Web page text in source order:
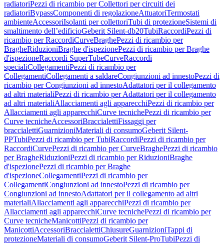
radiatoriPezzi di ricambio per Collettori per circuiti dei
radiatoriBypassComponenti di regolazioneAttuatoriTermostati
ambienteAccessoriIsolanti per collettoriTubi di protezioneSistemi di
smaltimento dell’edificioGeberit Silent-db20TubiRaccordiPezzi di
ricambio per RaccordiCurveBraghePezzi di ricambio per
BragheRiduzioniBraghe d'ispezionePezzi di ricambio per Braghe
d'ispezioneRaccordi SuperTubeCurveRaccordi
specialiCollegamentiPezzi di ricambio per
CollegamentiCollegamenti a saldareCongiunzioni ad innestoPezzi di
ricambio per Congiunzioni ad innestoAdattatori per il collegamento
ad altri materialiPezzi di ricambio per Adattatori per il collegamento
ad altri materialiAllacciamenti agli apparecchiPezzi di ricambio per
Allacciamenti agli apparecchiCurve tecnichePezzi di ricambio per
Curve tecnicheAccessoriBraccialettiFissaggi per
braccialettiGuarnizioniMateriali di consumoGeberit Silent-
PPTubiPezzi di ricambio per TubiRaccordiPezzi di ricambio per
RaccordiCurvePezzi di ricambio per CurveBraghePezzi di ricambio
per BragheRiduzioniPezzi di ricambio per RiduzioniBraghe
d'ispezionePezzi di ricambio per Braghe
d'ispezioneCollegamentiPezzi di ricambio per
CollegamentiCongiunzioni ad innestoPezzi di ricambio per
Congiunzioni ad innestoAdattatori per il collegamento ad altri
materialiAllacciamenti agli apparecchiPezzi di ricambio per
Allacciamenti agli apparecchiCurve tecnichePezzi di ricambio per
Curve tecnicheManicottiPezzi di ricambio per
ManicottiAccessoriBraccialettiChiusureGuarnizioniTappi di
protezioneMateriali di consumoGeberit Silent-ProTubiPezzi di